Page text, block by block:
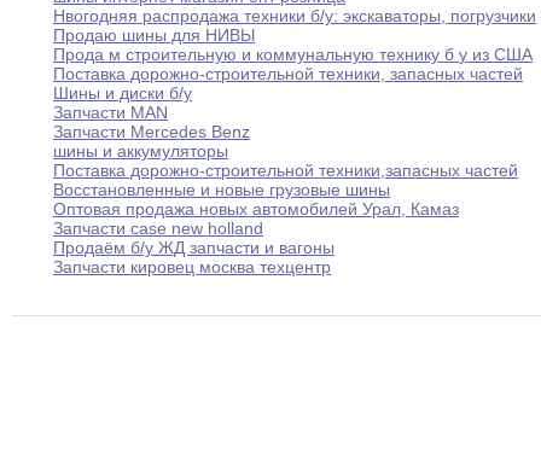
Нвогодняя распродажа техники б/у: экскаваторы, погрузчики
Продаю шины для НИВЫ
Прода м строительную и коммунальную технику б у из США
Поставка дорожно-строительной техники, запасных частей
Шины и диски б/у
Запчасти MAN
Запчасти Mercedes Benz
шины и аккумуляторы
Поставка дорожно-строительной техники,запасных частей
Восстановленные и новые грузовые шины
Оптовая продажа новых автомобилей Урал, Камаз
Запчасти case new holland
Продаём б/у ЖД запчасти и вагоны
Запчасти кировец москва техцентр